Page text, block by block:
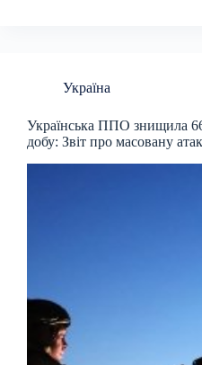
Україна
Українська ППО знищила
добу: Звіт про масовану